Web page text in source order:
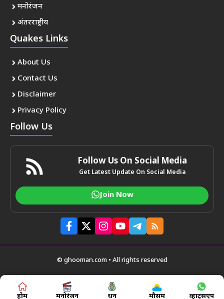
मनोरंजन
अंतरराष्ट्रीय
Quakes Links
About Us
Contact Us
Disclaimer
Privacy Policy
Follow Us
Follow Us On Social Media
Get Latest Update On Social Media
Join Now
© ghooman.com • All rights reserved
होम मनोरंजन धन मौसम व्हाट्सएप